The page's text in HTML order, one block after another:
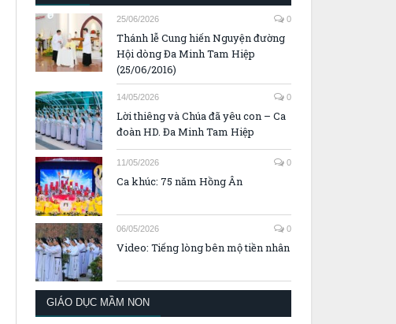
25/06/2026 0
Thánh lễ Cung hiến Nguyện đường
Hội dòng Đa Minh Tam Hiệp
(25/06/2016)
14/05/2026 0
Lời thiêng và Chúa đã yêu con – Ca
đoàn HD. Đa Minh Tam Hiệp
11/05/2026 0
Ca khúc: 75 năm Hồng Ân
06/05/2026 0
Video: Tiếng lòng bên mộ tiền nhân
GIÁO DỤC MẦM NON